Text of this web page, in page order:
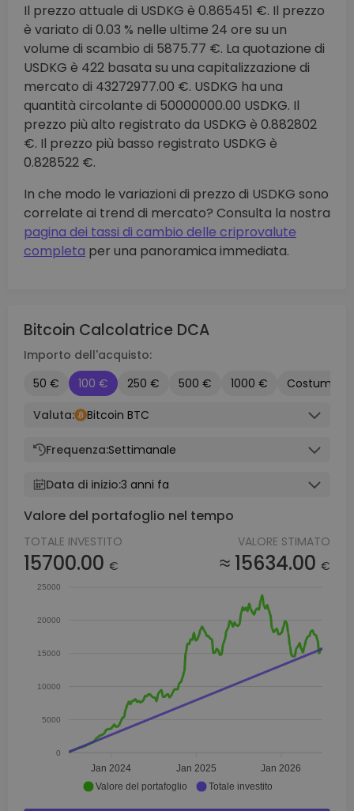
Il prezzo attuale di USDKG è 0.865451 €. Il prezzo
è variato di 0.03 % nelle ultime 24 ore su un
volume di scambio di 5875.77 €. La quotazione di
USDKG è 422 basata su una capitalizzazione di
mercato di 43272977.00 €. USDKG ha una
quantità circolante di 50000000.00 USDKG. Il
prezzo più alto registrato da USDKG è 0.882802
€. Il prezzo più basso registrato USDKG è
0.828522 €.
In che modo le variazioni di prezzo di USDKG sono
correlate ai trend di mercato? Consulta la nostra
pagina dei tassi di cambio delle criprovalute
completa per una panoramica immediata.
Bitcoin Calcolatrice DCA
Importo dell'acquisto:
50 €
100 € 250 € 500 € 1000 €
Costume
Valuta:
Bitcoin BTC
Frequenza:Settimanale
Data di inizio:3 anni fa
Valore del portafoglio nel tempo
TOTALE INVESTITO
15700.00 €
VALORE STIMATO
≈ 15634.00 €
25000
20000
15000
10000
5000
0
Jan 2024 Jan 2025 Jan 2026
Valore del portafoglio Totale investito